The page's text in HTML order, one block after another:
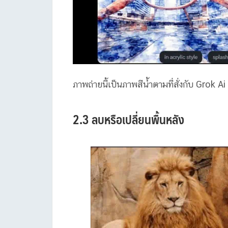
ภาพถ่ายนี้เป็นภาพสีน้ำตามที่สั่งกับ Grok Ai
2.3 ลบหรือเปลี่ยนพื้นหลัง